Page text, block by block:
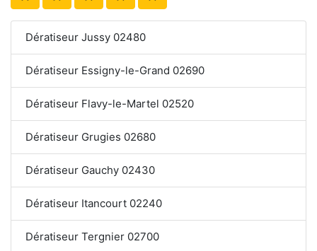
Dératiseur Jussy 02480
Dératiseur Essigny-le-Grand 02690
Dératiseur Flavy-le-Martel 02520
Dératiseur Grugies 02680
Dératiseur Gauchy 02430
Dératiseur Itancourt 02240
Dératiseur Tergnier 02700